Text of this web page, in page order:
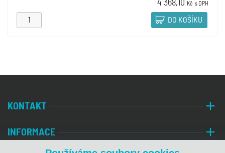
4 368,10 Kč s DPH
DO KOŠÍKU
KONTAKT
INFORMACE